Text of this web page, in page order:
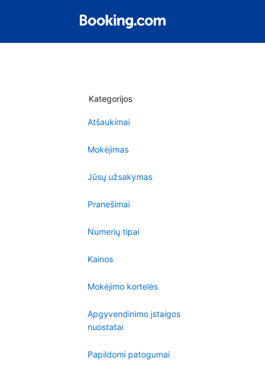
Kategorijos
Atšaukimai
Mokėjimas
Jūsų užsakymas
Pranešimai
Numerių tipai
Kainos
Mokėjimo kortelės
Apgyvendinimo įstaigos
nuostatai
Papildomi patogumai